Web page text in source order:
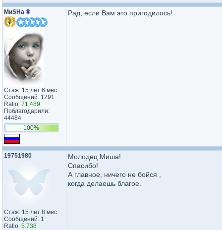
МиSHа ®
Стаж: 15 лет 6 мес.
Сообщений: 1291
Ratio: 71.489
Поблагодарили:
44484
100%
Рад, если Вам это пригодилось!
19751980
Стаж: 15 лет 8 мес.
Сообщений: 1
Ratio: 5.738
Молодец Миша!
Спасибо!
А главное, ничего не бойся ,
когда делаешь благое.